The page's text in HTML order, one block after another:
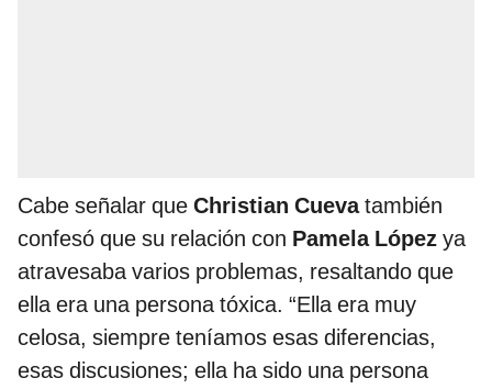
Cabe señalar que Christian Cuevatambién
confesó que su relación con Pamela López ya
atravesaba varios problemas, resaltando que
ella era una persona tóxica. “Ella era muy
celosa, siempre teníamos esas diferencias,
esas discusiones; ella ha sido una persona